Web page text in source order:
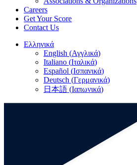
Careers
Get Your Score
Contact Us
Ελληνικά
English (Αγγλικά)
Italiano (Ιταλικά)
Español (Ισπανικά)
Deutsch (Γερμανικά)
日本語 (Ιαπωνικά)